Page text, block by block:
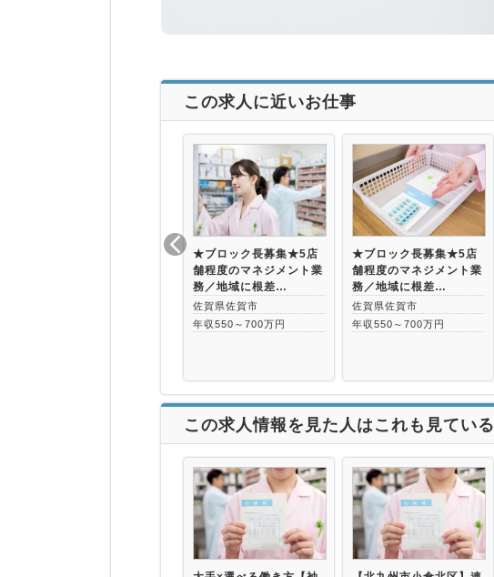
この求人に近いお仕事
★ブロック長募集★5店
舗程度のマネジメント業
務／地域に根差…
佐賀県佐賀市
年収550～700万円
★ブロック長募集★5店
舗程度のマネジメント業
務／地域に根差…
佐賀県佐賀市
年収550～700万円
この求人情報を見た人はこれも見ている